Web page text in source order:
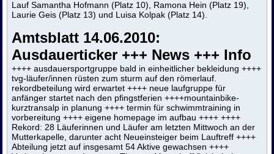
Lauf Samantha Hofmann (Platz 10), Ramona Hein (Platz 19),
Laurie Geis (Platz 13) und Luisa Kolpak (Platz 14).
Amtsblatt 14.06.2010:
Ausdauerticker +++ News +++ Info
++++ ausdauersportgruppe bald in einheitlicher bekleidung ++++
tvg-läufer/innen rüsten zum sturm auf den römerlauf.
rekordbeteilung wird erwartet ++++ neue laufgruppe für
anfänger startet nach den pfingstferien ++++mountainbike-
kurztransalp in planung ++++ termin für schwimmtraining in
vorbereitung ++++ eigene homepage im aufbau ++++ ++++
Rekord: 28 Läuferinnen und Läufer am letzten Mittwoch an der
Mutterkapelle, darunter acht Neueinsteiger beim Lauftreff ++++
Abteilung jetzt auf insgesamt 54 Aktive gewachsen ++++